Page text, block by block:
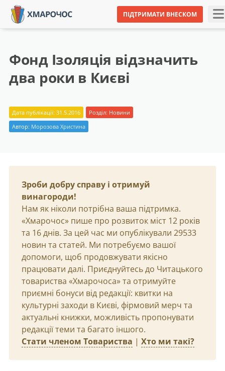
ПІДТРИМАТИ ВНЕСКОМ
Фонд Ізоляція відзначить
два роки в Києві
Дата публікації: 31.5.2016 Розділ: Новини
Автор: Морозова Христина
Зроби добру справу і отримуй
винагороди!
Нам як ніколи потрібна ваша підтримка.
«Хмарочос» пише про розвиток міст 12 років
та 16 днів. За цей час ми опублікували 29533
новин та статей. Ми потребуємо вашої
допомоги, щоб продовжувати якісно
працювати далі. Приєднуйтесь до Читацького
товариства «Хмарочоса» та отримуйте
приємні бонуси від редакції: квитки на
культурні заходи в Києві, фірмовий мерч та
актуальні книжки, можливість пропонувати
редакції теми та багато іншого.
Стати членом Товариства | Хто ми такі?